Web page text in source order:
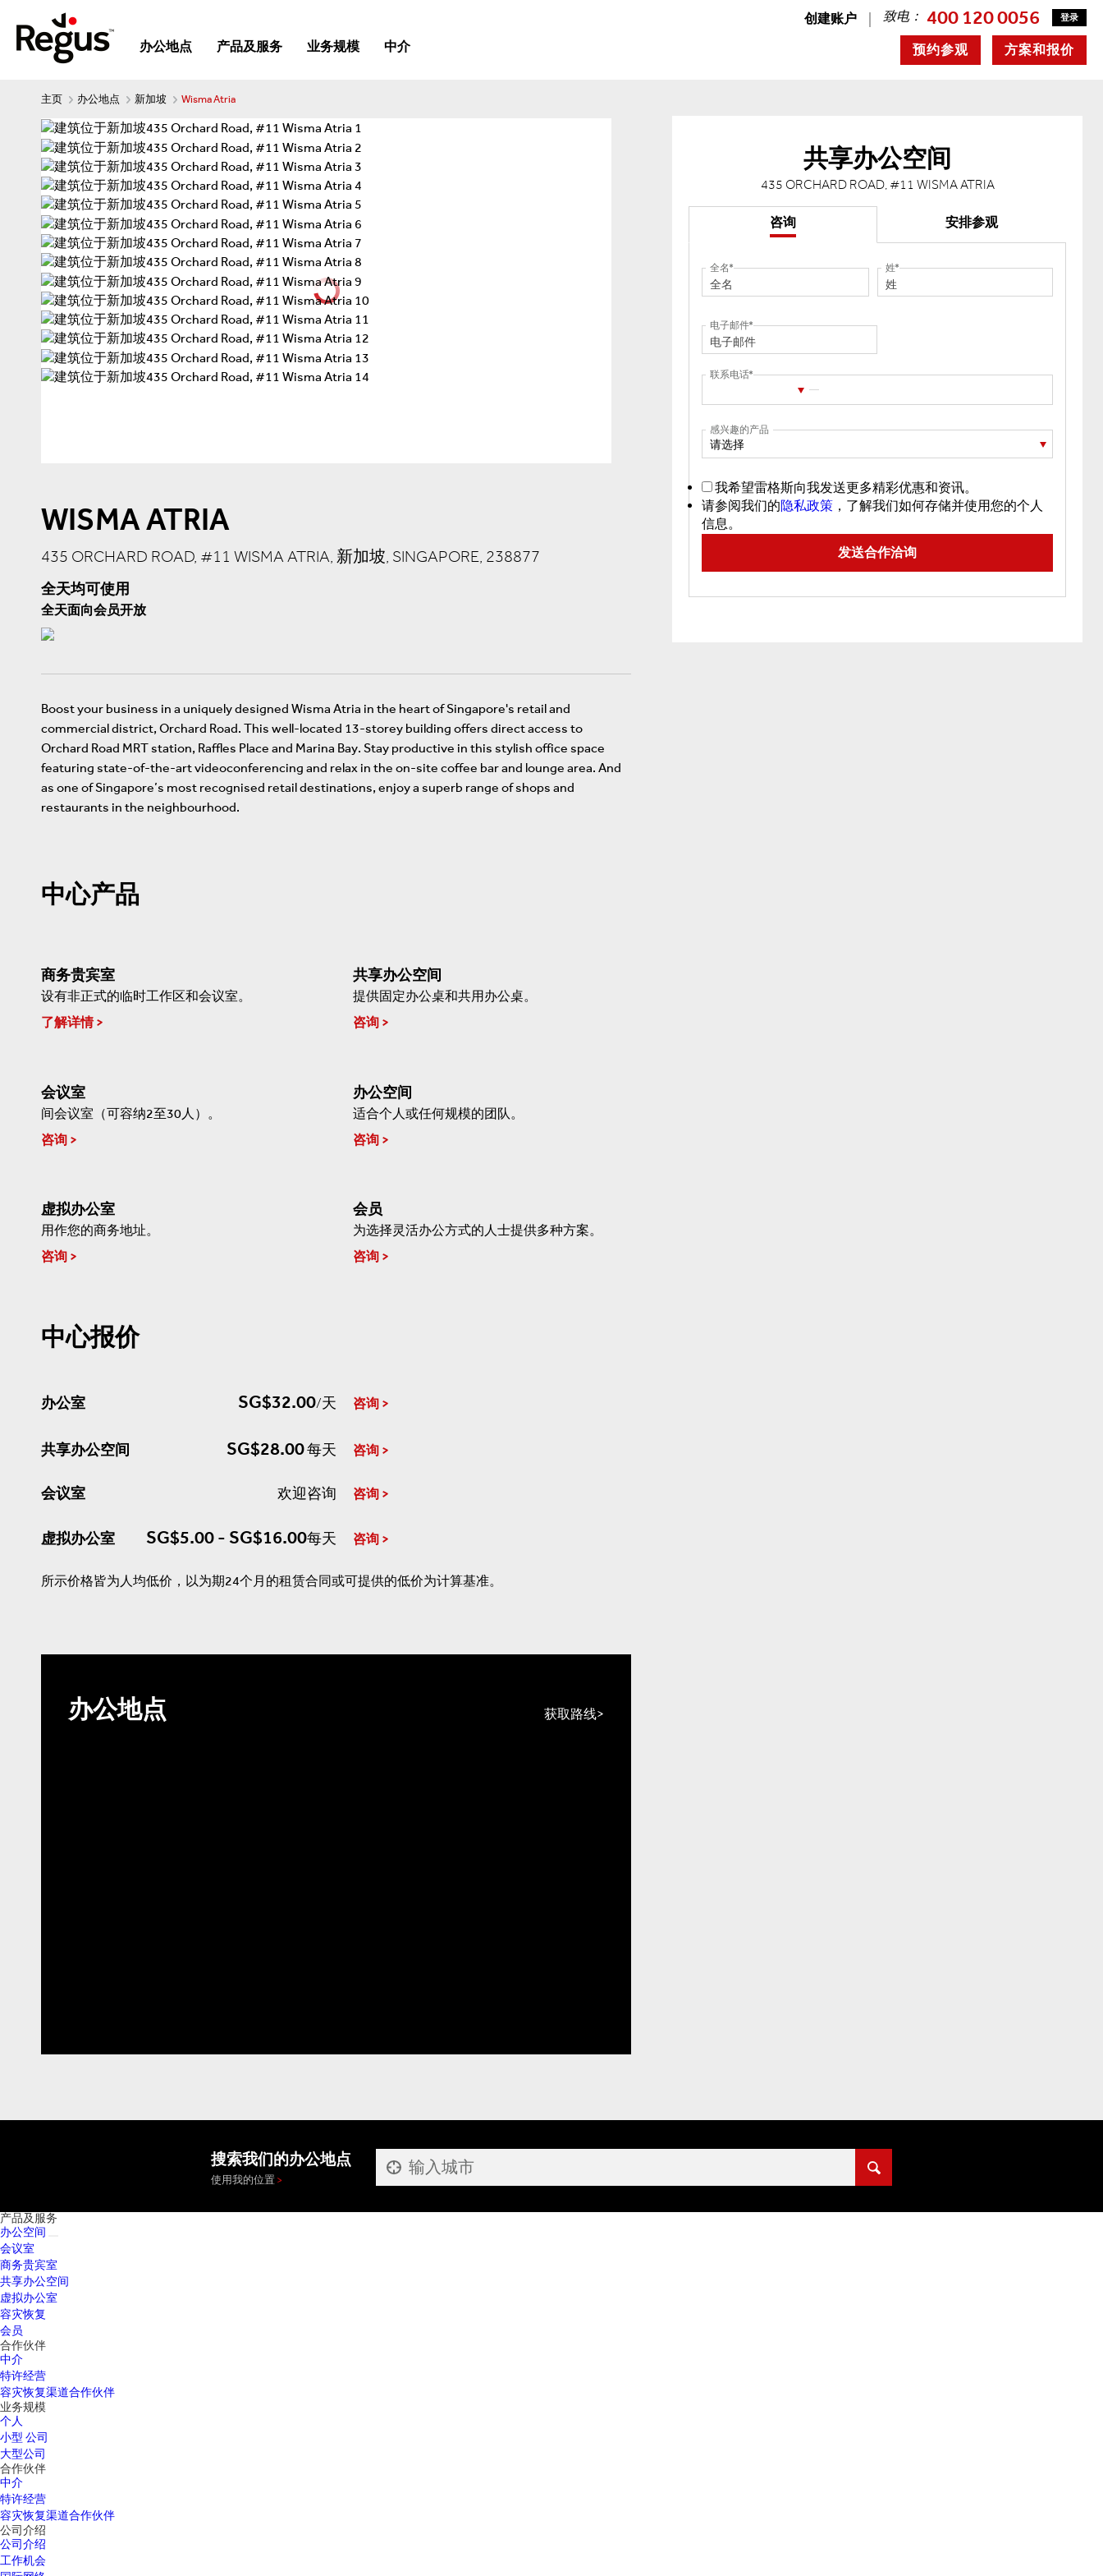
创建账户 致电： 400 120 0056 登录
方案和报价
预约参观
办公地点 产品及服务 业务规模 中介
主页 办公地点 新加坡 Wisma Atria
WISMA ATRIA
435 ORCHARD ROAD, #11 WISMA ATRIA, 新加坡, SINGAPORE, 238877
全天均可使用
全天面向会员开放
Boost your business in a uniquely designed Wisma Atria in the heart of Singapore's retail and
commercial district, Orchard Road. This well-located 13-storey building offers direct access to
Orchard Road MRT station, Raffles Place and Marina Bay. Stay productive in this stylish office space
featuring state-of-the-art videoconferencing and relax in the on-site coffee bar and lounge area. And
as one of Singapore’s most recognised retail destinations, enjoy a superb range of shops and
restaurants in the neighbourhood.
中心产品
商务贵宾室
设有非正式的临时工作区和会议室。
了解详情
共享办公空间
提供固定办公桌和共用办公桌。
咨询
会议室
间会议室（可容纳2至30人）。
咨询
办公空间
适合个人或任何规模的团队。
咨询
虚拟办公室
用作您的商务地址。
咨询
会员
为选择灵活办公方式的人士提供多种方案。
咨询
中心报价
办公室 SG$32.00/天 咨询
共享办公空间 SG$28.00每天 咨询
会议室 欢迎咨询 咨询
虚拟办公室 SG$5.00 - SG$16.00每天 咨询
所示价格皆为人均低价，以为期24个月的租赁合同或可提供的低价为计算基准。
办公地点 获取路线
共享办公空间
435 ORCHARD ROAD, #11 WISMA ATRIA
咨询 安排参观
全名 姓
电子邮件
联系电话
感兴趣的产品
请选择
我希望雷格斯向我发送更多精彩优惠和资讯。
请参阅我们的隐私政策 ，了解我们如何存储并使用您的个人
信息。
搜索我们的办公地点
使用我的位置
产品及服务
办公空间
会议室
商务贵宾室
共享办公空间
虚拟办公室
容灾恢复
会员
合作伙伴
中介
特许经营
容灾恢复渠道合作伙伴
业务规模
个人
小型 公司
大型公司
合作伙伴
中介
特许经营
容灾恢复渠道合作伙伴
公司介绍
公司介绍
工作机会